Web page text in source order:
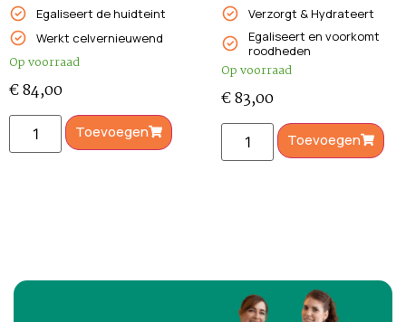
Egaliseert de huidteint
Werkt celvernieuwend
Op voorraad
€84,00
Toevoegen
Verzorgt & Hydrateert
Egaliseert en voorkomt
roodheden
Op voorraad
€83,00
Toevoegen